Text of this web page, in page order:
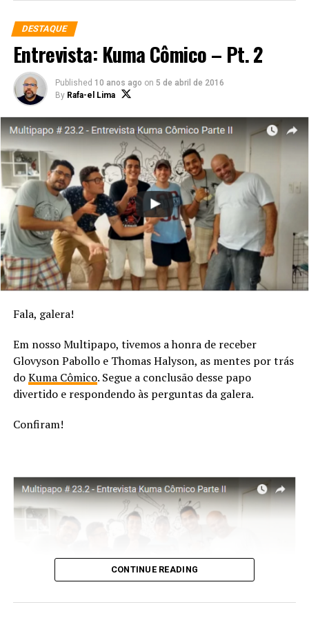
– Oscar 2023 | Tudo em Todo o Lugar lidera com 11
indicações a estatueta; confira lista
–M3GAN | Filme da mais nova boneca assassina do
cinema traz terror cômico e crítica social sobre a
Facebook|Instagram|Twitter|YouTube
O primeiro Podcast do Multiversos está no ar, é o
Multcast. E para primeiro episódio, não podia ser
diferente. Com a nova temporada chegando, o
Multiversos traz para vocês um papo divertido, cheio de
informações, teorias e muitas gargalhadas de Game of
Thrones. A saga de George Martin nesse papo maluco
com Rafael Lima, Damásio Neto, José Bessa, Miguel
Cavalcanti e Rildon Oliver. Fiquem com a primeira parte
do nosso Multcast.
Apresentação:
Rildon Oliver
Participações:
Damasio Neto
José Bessa
DESTAQUE
Entrevista: Kuma Cômico – Pt. 2
Published 10 anos ago on 5 de abril de 2016
By Rafa-el Lima
Fala, galera!
Em nosso Multipapo, tivemos a honra de receber
Glovyson Pabollo e Thomas Halyson, as mentes por trás
doKuma Cômico. Segue a conclusão desse papo
divertido e respondendo às perguntas da galera.
Confiram!
CONTINUE READING